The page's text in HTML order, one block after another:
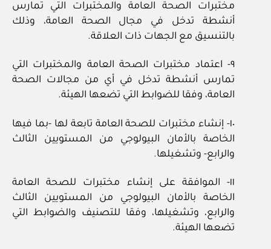
مختبرات الصحة العامة والمختبرات التي تمارس
أنشطة تدخل في مجال الصحة العامة، وذلك
بالتنسيق مع الجهات ذات العلاقة.
٩- اعتماد مختبرات الصحة العامة والمختبرات التي
تمارس أنشطة تدخل في أي من مجالات الصحة
العامة، وفقا للضوابط التي تضعها الهيئة.
١٠- إنشاء مختبرات للصحة العامة تابعة لها -بما فيها
الخاصة بالأمان البيولوجي من المستويين الثالث
والرابع- وتشغيلها.
١١- الموافقة على إنشاء مختبرات للصحة العامة
الخاصة بالأمان البيولوجي من المستويين الثالث
والرابع، وتشغيلها، وفقا للتصنيف والضوابط التي
تضعها الهيئة.